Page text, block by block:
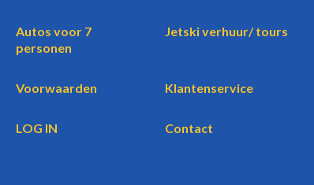
Autos voor 7
personen
Jetski verhuur/ tours
Voorwaarden Klantenservice
LOG IN Contact